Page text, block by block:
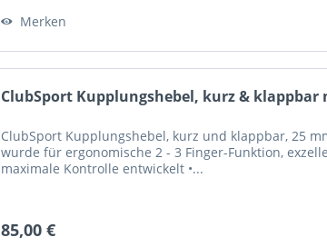
Merken
ClubSport Kupplungshebel, kurz & klappbar
ClubSport Kupplungshebel, kurz und klappbar, 25
wurde für ergonomische 2 - 3 Finger-Funktion,
maximale Kontrolle entwickelt •...
85,00 €